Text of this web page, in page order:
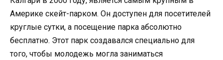
Америке скейт-парком. Он доступен для посетителей
круглые сутки, а посещение парка абсолютно
бесплатно. Этот парк создавался специально для
того, чтобы молодежь могла заниматься